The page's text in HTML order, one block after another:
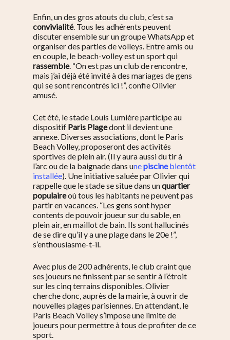
Enfin, un des gros atouts du club, c’est sa
convivialité. Tous les adhérents peuvent
discuter ensemble sur un groupe WhatsApp et
organiser des parties de volleys. Entre amis ou
en couple, le beach-volley est un sport qui
rassemble. “On est pas un club de rencontre,
mais j’ai déjà été invité à des mariages de gens
qui se sont rencontrés ici !”, confie Olivier
amusé.
Cet été, le stade Louis Lumière participe au
dispositif Paris Plagedont il devient une
annexe. Diverses associations, dont le Paris
Beach Volley, proposeront des activités
sportives de plein air. (Il y aura aussi du tir à
l’arc ou de la baignade dans unepiscinebientôt
installée). Une initiative saluée par Olivier qui
rappelle que le stade se situe dans unquartier
populaireoù tous les habitants ne peuvent pas
partir en vacances. “Les gens sont hyper
contents de pouvoir joueur sur du sable, en
plein air, en maillot de bain. Ils sont hallucinés
de se dire qu’il y a une plage dans le 20e !”,
s’enthousiasme-t-il.
Avec plus de 200 adhérents, le club craint que
ses joueurs ne finissent par se sentir à l’étroit
sur les cinq terrains disponibles. Olivier
cherche donc, auprès de la mairie, à ouvrir de
nouvelles plages parisiennes. En attendant, le
Paris Beach Volley s’impose une limite de
joueurs pour permettre à tous de profiter de ce
sport.